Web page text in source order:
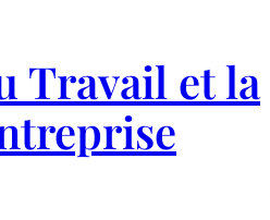
Travail et la